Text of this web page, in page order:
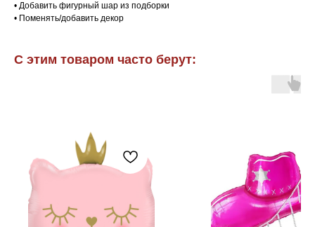
• Добавить фигурный шар из подборки
• Поменять/добавить декор
С этим товаром часто берут: